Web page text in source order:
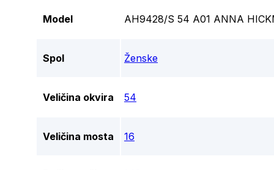
Model AH9428/S 54 A01 ANNA
Spol Ženske
Veličina okvira 54
Veličina mosta 16